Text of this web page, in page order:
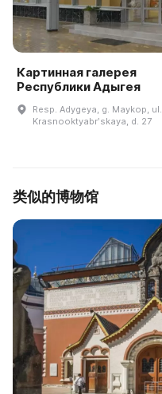
Картинная галерея
Республики Адыгея
Resp. Adygeya, g. Maykop, ul.
Krasnooktyabrʹskaya, d. 27
类似的博物馆